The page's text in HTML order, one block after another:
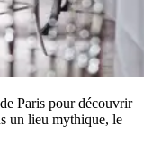
Paris pour découvrir
un lieu mythique, le